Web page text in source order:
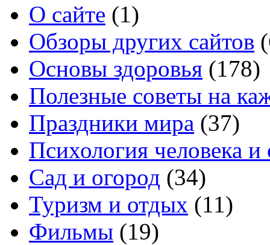
О сайте (1)
Обзоры других сайтов
Основы здоровья (178)
Полезные советы на
Праздники мира (37)
Психология человека
Сад и огород (34)
Туризм и отдых (11)
Фильмы (19)